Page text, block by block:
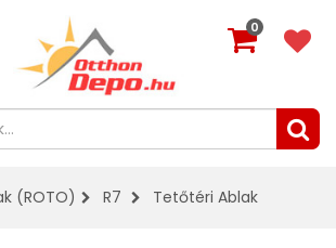
0
(ROTO) R7 Tetőtéri Ablak